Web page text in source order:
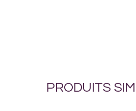
PRODUITS